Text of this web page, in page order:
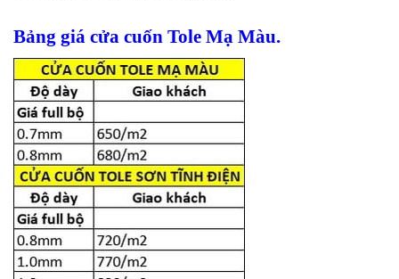
Bảng giá cửa cuốn Tole Mạ Màu.